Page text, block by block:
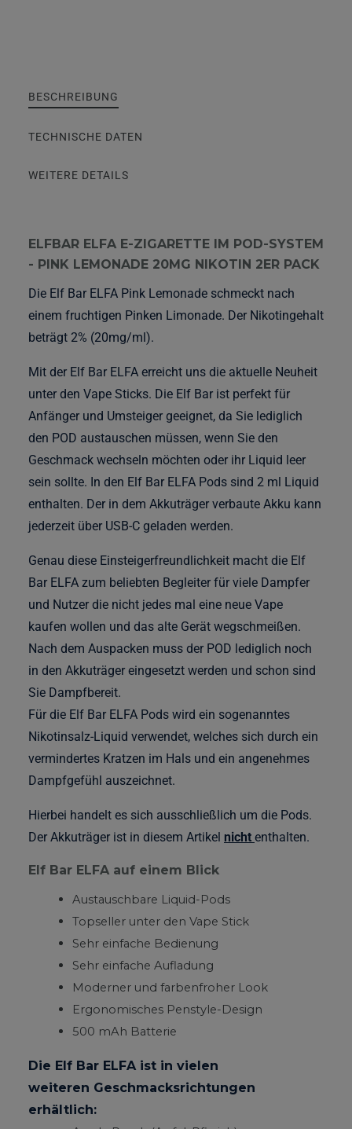
BESCHREIBUNG
TECHNISCHE DATEN
WEITERE DETAILS
ELFBAR ELFA E-ZIGARETTE IM POD-SYSTEM
- PINK LEMONADE 20MG NIKOTIN 2ER PACK
Die Elf Bar ELFA Pink Lemonade schmeckt nach
einem fruchtigen Pinken Limonade. Der Nikotingehalt
beträgt 2% (20mg/ml).
Mit der Elf Bar ELFA erreicht uns die aktuelle Neuheit
unter den Vape Sticks. Die Elf Bar ist perfekt für
Anfänger und Umsteiger geeignet, da Sie lediglich
den POD austauschen müssen, wenn Sie den
Geschmack wechseln möchten oder ihr Liquid leer
sein sollte. In den Elf Bar ELFA Pods sind 2 ml Liquid
enthalten. Der in dem Akkuträger verbaute Akku kann
jederzeit über USB-C geladen werden.
Genau diese Einsteigerfreundlichkeit macht die Elf
Bar ELFA zum beliebten Begleiter für viele Dampfer
und Nutzer die nicht jedes mal eine neue Vape
kaufen wollen und das alte Gerät wegschmeißen.
Nach dem Auspacken muss der POD lediglich noch
in den Akkuträger eingesetzt werden und schon sind
Sie Dampfbereit.
Für die Elf Bar ELFA Pods wird ein sogenanntes
Nikotinsalz-Liquid verwendet, welches sich durch ein
vermindertes Kratzen im Hals und ein angenehmes
Dampfgefühl auszeichnet.
Hierbei handelt es sich ausschließlich um die Pods.
Der Akkuträger ist in diesem Artikel nicht enthalten.
Elf Bar ELFA auf einem Blick
Austauschbare Liquid-Pods
Topseller unter den Vape Stick
Sehr einfache Bedienung
Sehr einfache Aufladung
Moderner und farbenfroher Look
Ergonomisches Penstyle-Design
500 mAh Batterie
Die Elf Bar ELFA ist in vielen
weiteren Geschmacksrichtungen
erhältlich: